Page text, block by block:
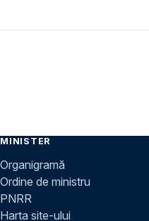
MINISTER
Organigramă
Ordine de ministru
PNRR
Harta site-ului